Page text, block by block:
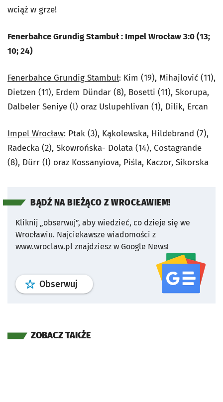
wciąż w grze!
Fenerbahce Grundig Stambuł : Impel Wrocław 3:0 (13;
10; 24)
Fenerbahce Grundig Stambuł: Kim (19), Mihajlović (11),
Dietzen (11), Erdem Dündar (8), Bosetti (11), Skorupa,
Dalbeler Seniye (l) oraz Uslupehlivan (1), Dilik, Ercan
Impel Wrocław: Ptak (3), Kąkolewska, Hildebrand (7),
Radecka (2), Skowrońska- Dolata (14), Costagrande
(8), Dürr (l) oraz Kossanyiova, Piśla, Kaczor, Sikorska
BĄDŹ NA BIEŻĄCO Z WROCŁAWIEM!
Kliknij „obserwuj”, aby wiedzieć, co dzieje się we
Wrocławiu. Najciekawsze wiadomości z
www.wroclaw.pl znajdziesz w Google News!
Obserwuj profil serwisu
ZOBACZ TAKŻE